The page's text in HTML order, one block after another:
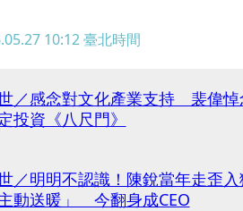
10:12臺北時間
／感念對文化產業支持 裴偉悼
投資《八尺門》
／明明不認識！陳銳當年走歪
動送暖」 今翻身成CEO